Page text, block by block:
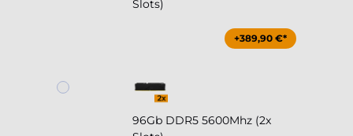
Slots)
+389,90 €*
96Gb DDR5 5600Mhz (2x